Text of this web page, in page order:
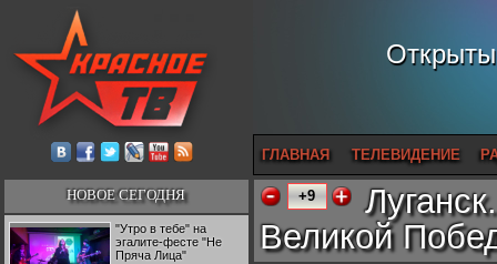
ГЛАВНАЯ ТЕЛЕВИДЕНИЕ
НОВОЕ СЕГОДНЯ
"Утро в тебе" на
эгалите-фесте "Не
Пряча Лица"
+9
Великой